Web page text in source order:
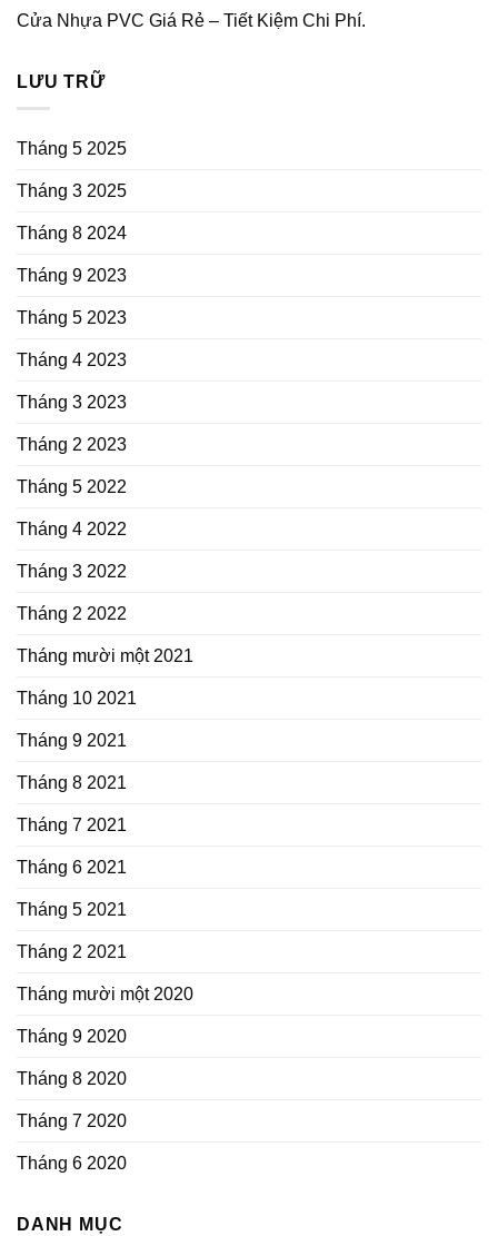
Cửa Nhựa PVC Giá Rẻ – Tiết Kiệm Chi Phí.
LƯU TRỮ
Tháng 5 2025
Tháng 3 2025
Tháng 8 2024
Tháng 9 2023
Tháng 5 2023
Tháng 4 2023
Tháng 3 2023
Tháng 2 2023
Tháng 5 2022
Tháng 4 2022
Tháng 3 2022
Tháng 2 2022
Tháng mười một 2021
Tháng 10 2021
Tháng 9 2021
Tháng 8 2021
Tháng 7 2021
Tháng 6 2021
Tháng 5 2021
Tháng 2 2021
Tháng mười một 2020
Tháng 9 2020
Tháng 8 2020
Tháng 7 2020
Tháng 6 2020
DANH MỤC